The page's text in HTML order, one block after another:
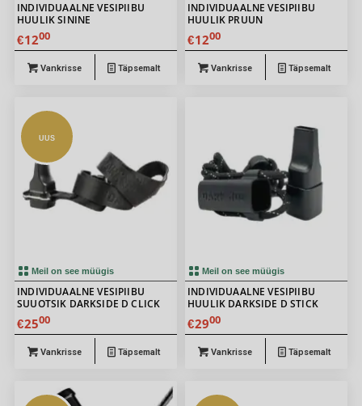
INDIVIDUAALNE VESIPIIBU
HUULIK SININE
€1200
Vankrisse Täpsemalt
INDIVIDUAALNE VESIPIIBU
HUULIK PRUUN
€1200
Vankrisse Täpsemalt
Meil on see müügis
UUS
INDIVIDUAALNE VESIPIIBU
SUUOTSIK DARKSIDE D CLICK
€2500
Vankrisse Täpsemalt
Meil on see müügis
INDIVIDUAALNE VESIPIIBU
HUULIK DARKSIDE D STICK
€2900
Vankrisse Täpsemalt